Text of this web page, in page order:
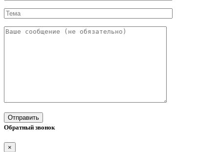
Обратный звонок
×